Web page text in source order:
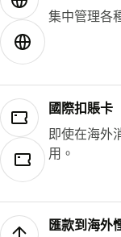
集中管理各
國際扣賬卡
即使在海外
用。
匯款到海外